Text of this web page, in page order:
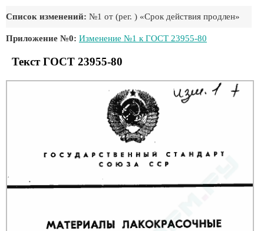
Список изменений: №1 от (рег. ) «Срок действия продлен»
Приложение №0: Изменение №1 к ГОСТ 23955-80
Текст ГОСТ 23955-80